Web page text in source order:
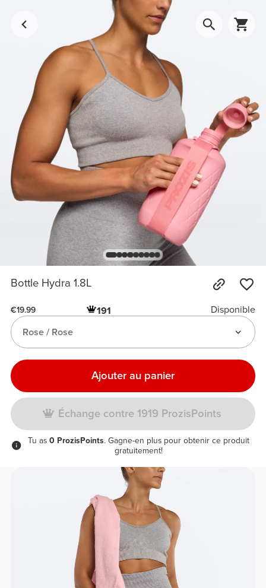
Bottle Hydra 1.8L
€19.99 191
Disponible
Rose / Rose
Ajouter au panier
Échange contre 1919 ProzisPoints
Tu as 0 ProzisPoints. Gagne-en plus pour obtenir ce produit
gratuitement!